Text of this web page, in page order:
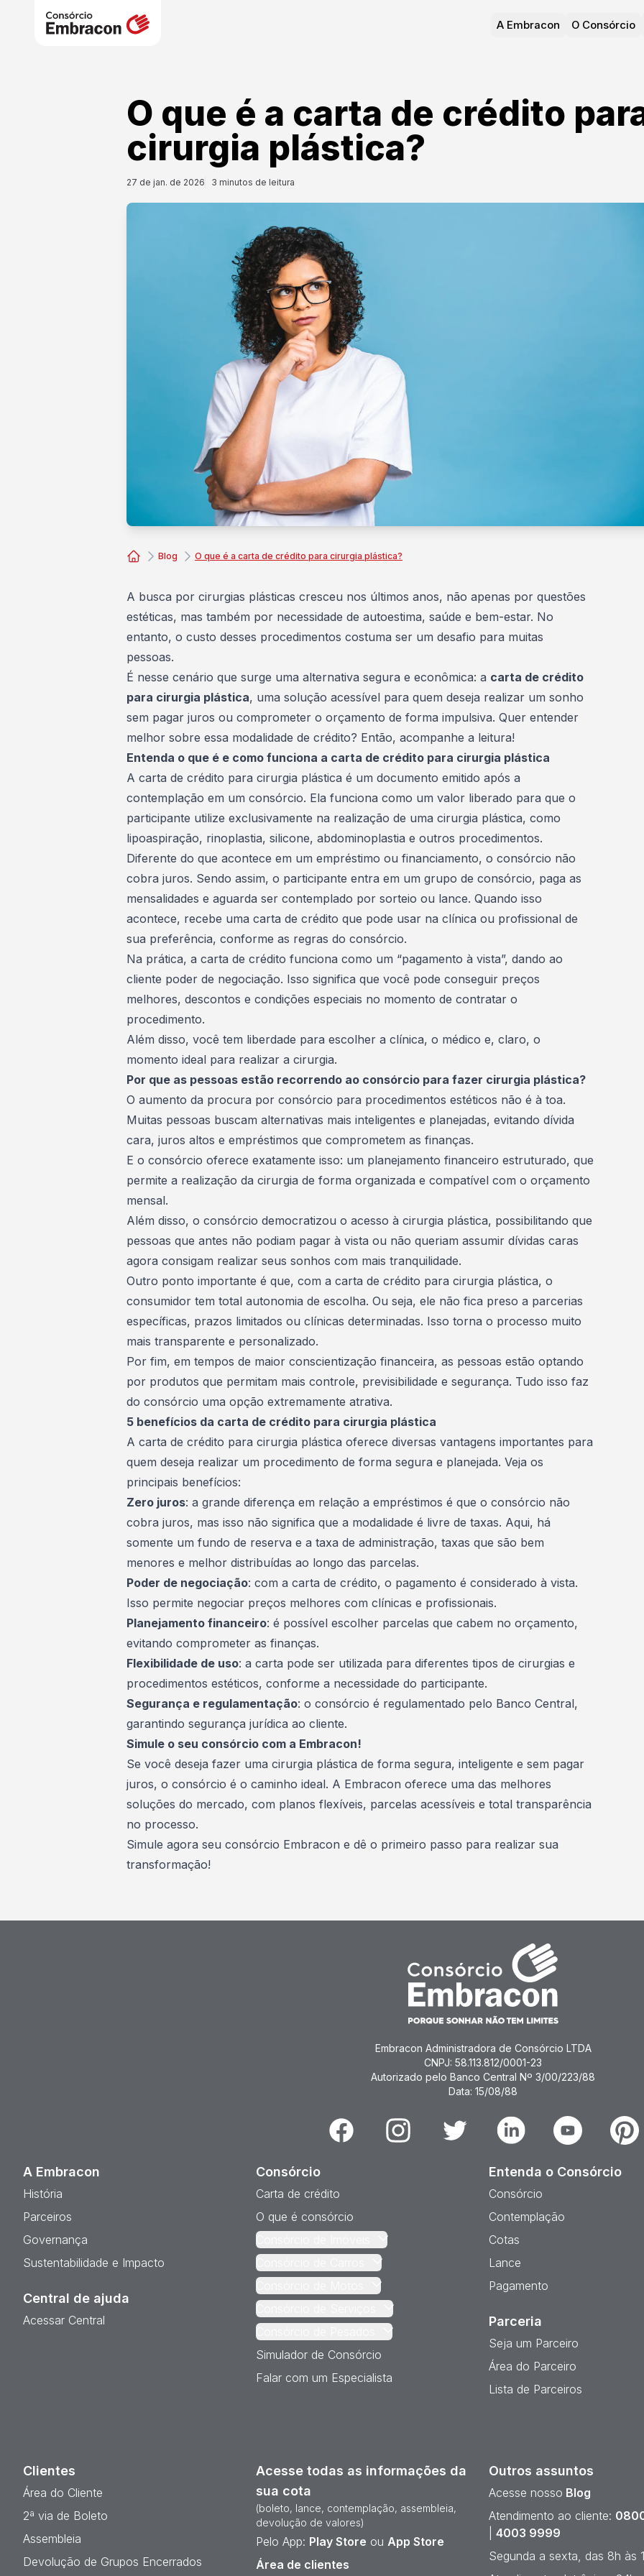
A Embracon O Consórcio
O que é a carta de crédito
cirurgia plástica?
27 de jan. de 2026 3 minutos de leitura
Blog O que é a carta de crédito para cirurgia plástica?
A busca por cirurgias plásticas cresceu nos últimos anos, não apenas por questões
estéticas, mas também por necessidade de autoestima, saúde e bem-estar. No
entanto, o custo desses procedimentos costuma ser um desafio para muitas
pessoas.
É nesse cenário que surge uma alternativa segura e econômica: a carta de crédito
para cirurgia plástica, uma solução acessível para quem deseja realizar um sonho
sem pagar juros ou comprometer o orçamento de forma impulsiva. Quer entender
melhor sobre essa modalidade de crédito? Então, acompanhe a leitura!
Entenda o que é e como funciona a carta de crédito para cirurgia plástica
A carta de crédito para cirurgia plástica é um documento emitido após a
contemplação em um consórcio. Ela funciona como um valor liberado para que o
participante utilize exclusivamente na realização de uma cirurgia plástica, como
lipoaspiração, rinoplastia, silicone, abdominoplastia e outros procedimentos.
Diferente do que acontece em um empréstimo ou financiamento, o consórcio não
cobra juros. Sendo assim, o participante entra em um grupo de consórcio, paga as
mensalidades e aguarda ser contemplado por sorteio ou lance. Quando isso
acontece, recebe uma carta de crédito que pode usar na clínica ou profissional de
sua preferência, conforme as regras do consórcio.
Na prática, a carta de crédito funciona como um “pagamento à vista”, dando ao
cliente poder de negociação. Isso significa que você pode conseguir preços
melhores, descontos e condições especiais no momento de contratar o
procedimento.
Além disso, você tem liberdade para escolher a clínica, o médico e, claro, o
momento ideal para realizar a cirurgia.
Por que as pessoas estão recorrendo ao consórcio para fazer cirurgia plástica?
O aumento da procura por consórcio para procedimentos estéticos não é à toa.
Muitas pessoas buscam alternativas mais inteligentes e planejadas, evitando dívida
cara, juros altos e empréstimos que comprometem as finanças.
E o consórcio oferece exatamente isso: um planejamento financeiro estruturado, que
permite a realização da cirurgia de forma organizada e compatível com o orçamento
mensal.
Além disso, o consórcio democratizou o acesso à cirurgia plástica, possibilitando que
pessoas que antes não podiam pagar à vista ou não queriam assumir dívidas caras
agora consigam realizar seus sonhos com mais tranquilidade.
Outro ponto importante é que, com a carta de crédito para cirurgia plástica, o
consumidor tem total autonomia de escolha. Ou seja, ele não fica preso a parcerias
específicas, prazos limitados ou clínicas determinadas. Isso torna o processo muito
mais transparente e personalizado.
Por fim, em tempos de maior conscientização financeira, as pessoas estão optando
por produtos que permitam mais controle, previsibilidade e segurança. Tudo isso faz
do consórcio uma opção extremamente atrativa.
5 benefícios da carta de crédito para cirurgia plástica
A carta de crédito para cirurgia plástica oferece diversas vantagens importantes para
quem deseja realizar um procedimento de forma segura e planejada. Veja os
principais benefícios:
Zero juros: a grande diferença em relação a empréstimos é que o consórcio não
cobra juros, mas isso não significa que a modalidade é livre de taxas. Aqui, há
somente um fundo de reserva e a taxa de administração, taxas que são bem
menores e melhor distribuídas ao longo das parcelas.
Poder de negociação: com a carta de crédito, o pagamento é considerado à vista.
Isso permite negociar preços melhores com clínicas e profissionais.
Planejamento financeiro: é possível escolher parcelas que cabem no orçamento,
evitando comprometer as finanças.
Flexibilidade de uso: a carta pode ser utilizada para diferentes tipos de cirurgias e
procedimentos estéticos, conforme a necessidade do participante.
Segurança e regulamentação: o consórcio é regulamentado pelo Banco Central,
garantindo segurança jurídica ao cliente.
Simule o seu consórcio com a Embracon!
Se você deseja fazer uma cirurgia plástica de forma segura, inteligente e sem pagar
juros, o consórcio é o caminho ideal. A Embracon oferece uma das melhores
soluções do mercado, com planos flexíveis, parcelas acessíveis e total transparência
no processo.
Simule agora seu consórcio Embracon e dê o primeiro passo para realizar sua
transformação!
Embracon Administradora de Consórcio LTDA
CNPJ: 58.113.812/0001-23
Autorizado pelo Banco Central Nº 3/00/223/88
Data: 15/08/88
Facebook Instagram Twitter Linkedin Youtube
A Embracon
História
Parceiros
Governança
Sustentabilidade e Impacto
Central de ajuda
Acessar Central
Consórcio
Carta de crédito
O que é consórcio
Simulador de Consórcio
Falar com um Especialista
Entenda o Consórcio
Consórcio
Contemplação
Cotas
Lance
Pagamento
Parceria
Seja um Parceiro
Área do Parceiro
Lista de Parceiros
Clientes
Área do Cliente
2ª via de Boleto
Assembleia
Devolução de Grupos Encerrados
Acesse todas as informações da
sua cota
(boleto, lance, contemplação, assembleia,
devolução de valores)
Pelo App: Play Store ou App Store
Área de clientes
Outros assuntos
Acesse nosso Blog
Atendimento ao cliente:
4003 9999
Segunda a sexta, das 8h às